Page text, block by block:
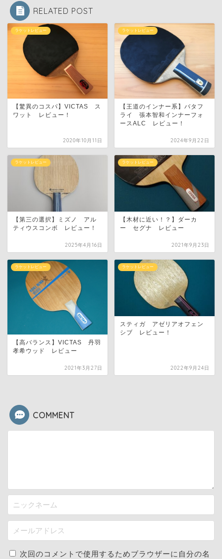
RELATED POST
ラケットレビュー
【驚異のコスパ】VICTAS ス
ワット レビュー！
2020年10月11日
ラケットレビュー
【王道のインナー系】バタフ
ライ 張本智和インナーフォ
ースALC レビュー！
2024年9月22日
ラケットレビュー
【第三の選択】ミズノ アル
ティウスコンボ レビュー！
2025年4月16日
ラケットレビュー
【木材に近い！？】ダーカ
ー セグナ レビュー
2021年9月23日
ラケットレビュー
【高バランス】VICTAS 丹羽
孝希ウッド レビュー
2021年3月27日
ラケットレビュー
スティガ アゼリアオフェン
シブ レビュー！
2022年9月24日
COMMENT
次回のコメントで使用するためブラウザーに自分の名